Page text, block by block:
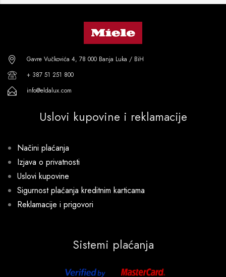
Gavre Vučkovića 4, 78 000 Banja Luka / BiH
+ 387 51 251 800
info@eldalux.com
Uslovi kupovine i reklamacije
Načini plaćanja
Izjava o privatnosti
Uslovi kupovine
Sigurnost plaćanja kreditnim karticama
Reklamacije i prigovori
Sistemi plaćanja